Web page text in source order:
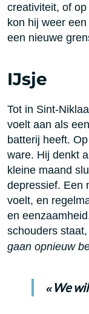
creativiteit, of
kon hij weer
een nieuwe
IJsje
Tot in Sint-
voelt aan als
batterij heeft.
ware. Hij denkt
kleine maand
depressief. Een
voelt, en
en
schouders
gaan opnieuw
«We